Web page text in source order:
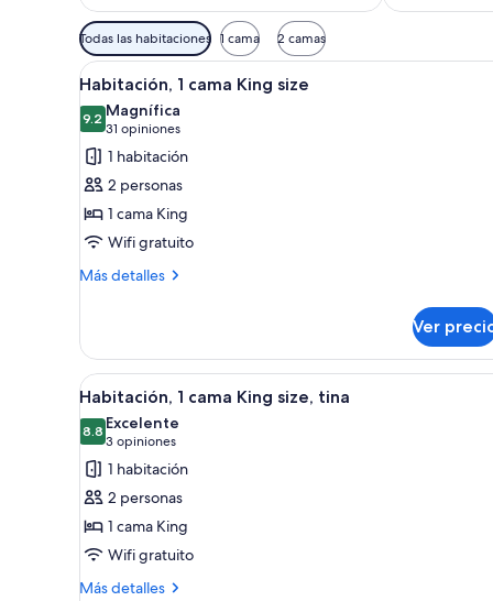
Filtros
disponibles
para
las
habitaciones
Todas las habitaciones 1 cama 2 camas
Abrir
todas
las
fotos
de
Habitación,
1
cama
King
Habitación de hotel con
7
Habitación, 1 cama King size
9.29.2 de 10
Magnífica
31 opiniones
(31
opiniones)
1 habitación
2 personas
1 cama King
Wifi gratuito
Más detalles
Más
1
cama
King
Ver
Abrir
todas
las
fotos
de
Habitación,
1
cama
King
Habitación de hotel con
7
Habitación, 1 cama King size, tina
8.88.8 de 10
Excelente
3 opiniones
(3
opiniones)
1 habitación
2 personas
1 cama King
Wifi gratuito
Más detalles
Más